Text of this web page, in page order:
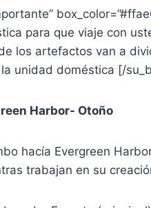
para que viaje con
los artefactos van a
unidad doméstica [/
Harbor- Otoño
hacía Evergreen
trabajan en su